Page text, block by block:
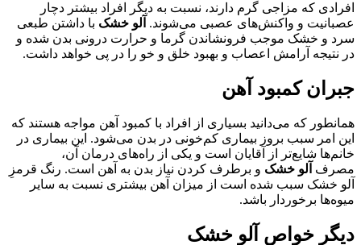
افرادی که مزاجی گرم دارند، نسبت به دیگر افراد بیشتر دچار
عصبانیت و واکنش‌های عصبی می‌شوند. آلو خشک با داشتن طبعی
سرد و خشک موجب فرونشاندن گرما و حرارت درونی بدن شده و
در نتیجه آرامش اعصاب و بهبود خلق و خو را در پی خواهد داشت.
جبران کمبود آهن
همانطور که می‌دانید بسیاری از افراد با کمبود آهن مواجه هستند که
این امر سبب بروز بیماری کم‌خونی در بدن می‌شود. این بیماری در
خانم‌ها شایع‌تر از آقایان است و یکی از راه‌های درمان آن،
مصرف آلو خشک و برطرف کردن نیاز بدن به آهن است. رنگ قرمزِ
آلو خشک سبب شده است از میزان آهن بیشتری نسبت به سایر
میوه‌ها برخوردار باشد.
دیگر خواص آلو خشک